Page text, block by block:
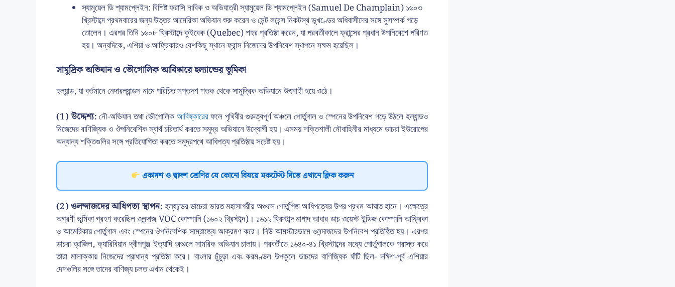
স্যামুয়েল ডি শ্যামপ্লেইন: বিশিষ্ট ফরাসি নাবিক ও অভিযাত্রী স্যামুয়েল ডি শ্যামপ্লেইন (Samuel De Champlain) ১৬০৩
খ্রিস্টাব্দে প্রথমবারের জন্য উত্তর আমেরিকা অভিযান শুরু করেন ও সেন্ট লরেন্স নিকটস্থ ভূখণ্ডের অধিবাসীদের সঙ্গে সুসম্পর্ক গড়ে
তোলেন। এরপর তিনি ১৬০৮ খ্রিস্টাব্দে কুইবেক (Quebec) শহর প্রতিষ্ঠা করেন, যা পরবর্তীকালে ফ্রান্সের প্রধান উপনিবেশে পরিণত
হয়। অন্যদিকে, এশিয়া ও আফ্রিকারও বেশকিছু স্থানে ফ্রান্স নিজেদের উপনিবেশ স্থাপনে সক্ষম হয়েছিল।
সামুদ্রিক অভিযান ও ভৌগোলিক আবিষ্কারে হল্যান্ডের ভূমিকা
হল্যান্ড, যা বর্তমানে নেদারল্যান্ডস নামে পরিচিত সপ্তদশ শতক থেকে সামুদ্রিক অভিযানে উৎসাহী হয়ে ওঠে।
(1) উদ্দেশ্য:নৌ-অভিযান তথা ভৌগোলিকআবিষ্কারেরফলে পৃথিবীর গুরুত্বপূর্ণ অঞ্চলে পোর্তুগাল ও স্পেনের উপনিবেশ গড়ে উঠলে হল্যান্ডও
নিজেদের বাণিজ্যিক ও ঔপনিবেশিক স্বার্থ চরিতার্থ করতে সমুদ্র অভিযানে উদ্যোগী হয়। এসময় শক্তিশালী নৌবাহিনীর মাধ্যমে ডাচরা ইউরোপের
অন্যান্য শক্তিগুলির সঙ্গে প্রতিযোগিতা করতে সমুদ্রপথে আধিপত্য প্রতিষ্ঠায় সচেষ্ট হয়।
একাদশ ও দ্বাদশ শ্রেণির যে কোনো বিষয়ে মকটেস্ট দিতে এখানে ক্লিক করুন
(2) ওলন্দাজদের আধিপত্য স্থাপন:হল্যান্ডের ডাচেরা ভারত মহাসাগরীয় অঞ্চলে পোর্তুগিজ আধিপত্যের উপর প্রথম আঘাত হানে। এক্ষেত্রে
অগ্রণী ভূমিকা গ্রহণ করেছিল ওলন্দাজ VOC কোম্পানি (১৬০২ খ্রিস্টাব্দ)। ১৬১২ খ্রিস্টাব্দ নাগাদ আবার ডাচ ওয়েস্ট ইন্ডিজ কোম্পানি আফ্রিকা
ও আমেরিকায় পোর্তুগাল এবং স্পেনের ঔপনিবেশিক সাম্রাজ্যে আক্রমণ করে। নিউ আমস্টারডামে ওলন্দাজদের উপনিবেশ প্রতিষ্ঠিত হয়। এরপর
ডাচরা ব্রাজিল, ক্যারিবিয়ান দ্বীপপুঞ্জ ইত্যাদি অঞ্চলে সামরিক অভিযান চালায়। পরবর্তীতে ১৬৪০-৪১ খ্রিস্টাব্দের মধ্যে পোর্তুগালকে পরাস্ত করে
তারা মালাক্কায় নিজেদের প্রাধান্য প্রতিষ্ঠা করে। বাংলার চুঁচুড়া এবং করমণ্ডল উপকূলে ডাচদের বাণিজ্যিক ঘাঁটি ছিল- দক্ষিণ-পূর্ব এশিয়ার
দেশগুলির সঙ্গে তাদের বাণিজ্য চলত এখান থেকেই।